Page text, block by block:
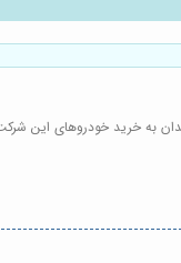
به خرید خودروهای این